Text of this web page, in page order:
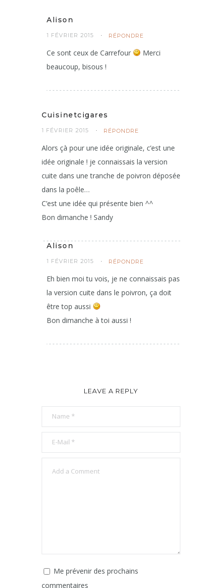
Alison
1 FÉVRIER 2015 RÉPONDRE
Ce sont ceux de Carrefour
Merci
beaucoup, bisous !
Cuisinetcigares
1 FÉVRIER 2015 RÉPONDRE
Alors çà pour une idée originale, c’est une
idée originale ! je connaissais la version
cuite dans une tranche de poivron déposée
dans la poêle…
C’est une idée qui présente bien ^^
Bon dimanche ! Sandy
Alison
1 FÉVRIER 2015 RÉPONDRE
Eh bien moi tu vois, je ne connaissais pas
la version cuite dans le poivron, ça doit
être top aussi
Bon dimanche à toi aussi !
LEAVE A REPLY
Me prévenir des prochains
commentaires